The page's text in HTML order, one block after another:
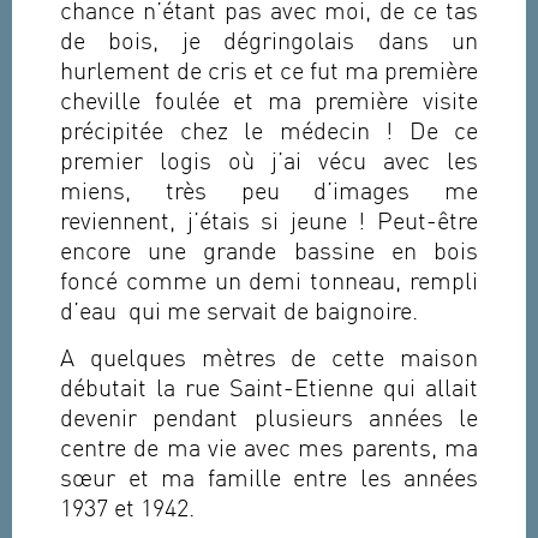
chance n’étant pas avec moi, de ce tas
de bois, je dégringolais dans un
hurlement de cris et ce fut ma première
cheville foulée et ma première visite
précipitée chez le médecin ! De ce
premier logis où j’ai vécu avec les
miens, très peu d’images me
reviennent, j’étais si jeune ! Peut-être
encore une grande bassine en bois
foncé comme un demi tonneau, rempli
d’eau qui me servait de baignoire.
A quelques mètres de cette maison
débutait la rue Saint-Etienne qui allait
devenir pendant plusieurs années le
centre de ma vie avec mes parents, ma
sœur et ma famille entre les années
1937 et 1942.